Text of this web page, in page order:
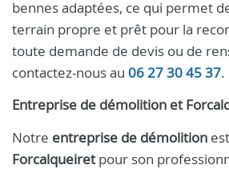
bennes adaptées, ce qui permet
terrain propre et prêt pour la
toute demande de devis ou de
contactez-nous au 06 27 30 45 37.
Entreprise de démolition et
Notre entreprise de démolition
Forcalqueiretpour son